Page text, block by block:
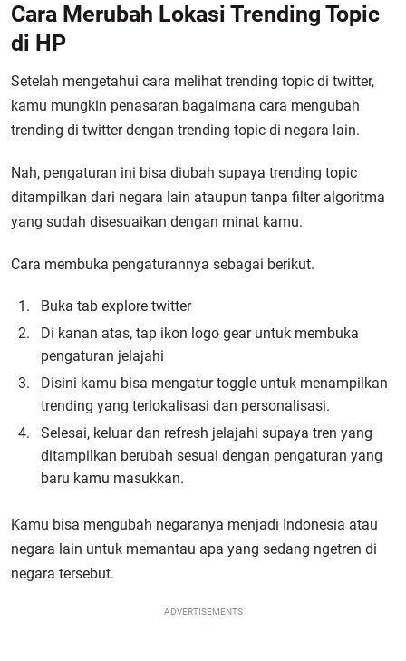
Cara Merubah Lokasi Trending Topic
di HP
Setelah mengetahui cara melihat trending topic di twitter,
kamu mungkin penasaran bagaimana cara mengubah
trending di twitter dengan trending topic di negara lain.
Nah, pengaturan ini bisa diubah supaya trending topic
ditampilkan dari negara lain ataupun tanpa filter algoritma
yang sudah disesuaikan dengan minat kamu.
Cara membuka pengaturannya sebagai berikut.
Buka tab explore twitter
Di kanan atas, tap ikon logo gear untuk membuka
pengaturan jelajahi
Disini kamu bisa mengatur toggle untuk menampilkan
trending yang terlokalisasi dan personalisasi.
Selesai, keluar dan refresh jelajahi supaya tren yang
ditampilkan berubah sesuai dengan pengaturan yang
baru kamu masukkan.
Kamu bisa mengubah negaranya menjadi Indonesia atau
negara lain untuk memantau apa yang sedang ngetren di
negara tersebut.
ADVERTISEMENTS